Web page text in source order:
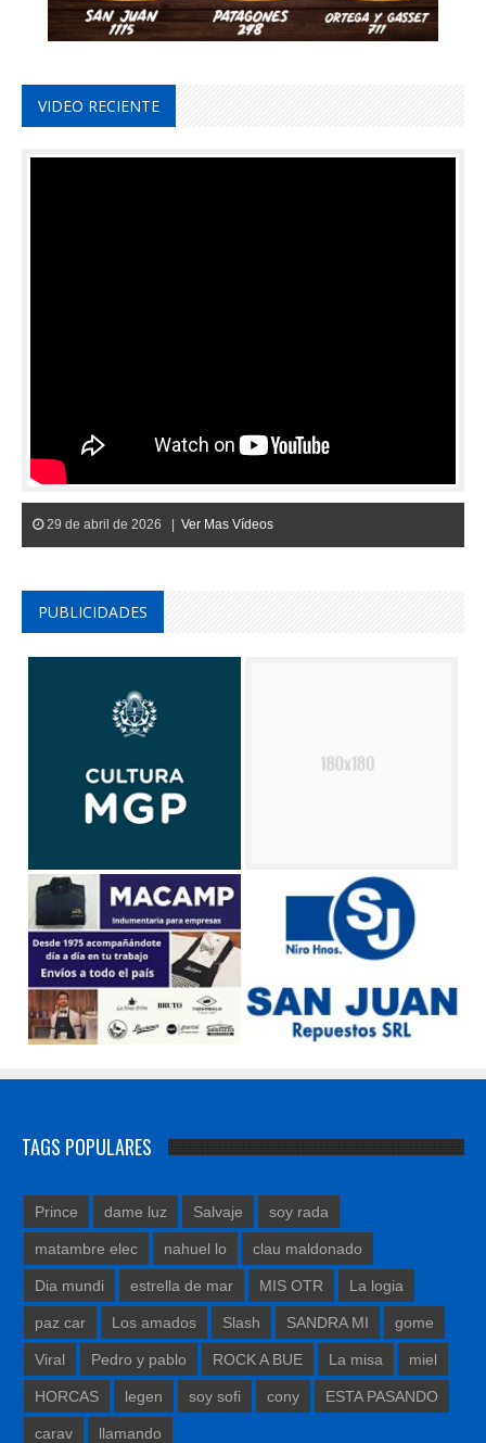
VIDEO RECIENTE
29 de abril de 2026 | Ver Mas Vídeos
PUBLICIDADES
TAGS POPULARES
Prince dame luz Salvaje soy rada
matambre elec nahuel lo clau maldonado
Dia mundi estrella de mar MIS OTR La logia
paz car Los amados Slash SANDRA MI gome
Viral Pedro y pablo ROCK A BUE La misa miel
HORCAS legen soy sofi cony ESTA PASANDO
carav llamando